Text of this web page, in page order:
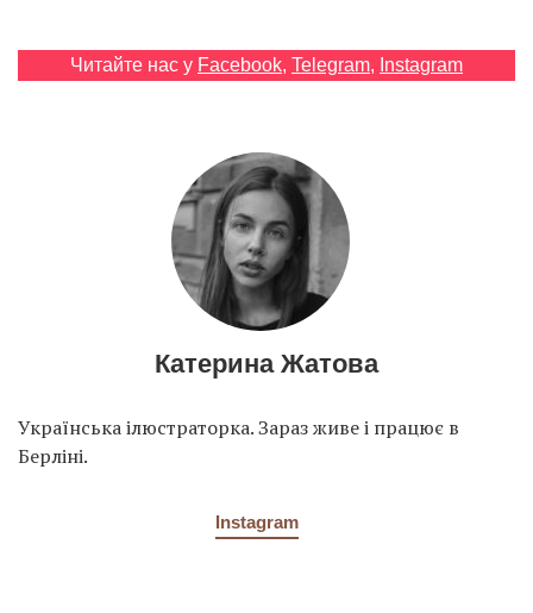
Читайте нас у Facebook, Telegram, Instagram
Катерина Жатова
Українська ілюстраторка. Зараз живе і працює в
Берліні.
Instagram